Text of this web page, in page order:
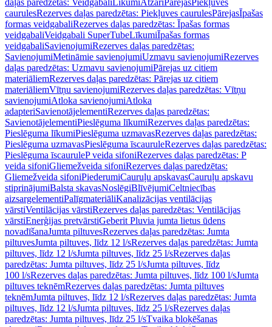
daļas paredzētas: Veidgabali LīkumiAtzari PārejasPiekļuves
caurulesRezerves daļas paredzētas: Piekļuves caurulesPārejasĪpašas
formas veidgabaliRezerves daļas paredzētas: Īpašas formas
veidgabaliVeidgabali SuperTubeLīkumiĪpašas formas
veidgabaliSavienojumiRezerves daļas paredzētas:
SavienojumiMetināmie savienojumiUzmavu savienojumiRezerves
daļas paredzētas: Uzmavu savienojumiPārejas uz citiem
materiāliemRezerves daļas paredzētas: Pārejas uz citiem
materiāliemVītņu savienojumiRezerves daļas paredzētas: Vītņu
savienojumiAtloka savienojumiAtloka
adapteriSavienotājelementiRezerves daļas paredzētas:
SavienotājelementiPieslēguma līkumiRezerves daļas paredzētas:
Pieslēguma līkumiPieslēguma uzmavasRezerves daļas paredzētas:
Pieslēguma uzmavasPieslēguma īscauruleRezerves daļas paredzētas:
Pieslēguma īscauruleP veida sifoniRezerves daļas paredzētas: P
veida sifoniGliemežveida sifoniRezerves daļas paredzētas:
Gliemežveida sifoniPiederumiCauruļu apskavasCauruļu apskavu
stiprinājumiBalsta skavasNoslēgiBlīvējumiCeltniecības
aizsargelementiPalīgmateriāliKanalizācijas ventilācijas
vārstiVentilācijas vārstiRezerves daļas paredzētas: Ventilācijas
vārstiEnerģijas pretvārstiGeberit Pluvia jumta lietus ūdens
novadīšanaJumta piltuvesRezerves daļas paredzētas: Jumta
piltuvesJumta piltuves, līdz 12 l/sRezerves daļas paredzētas: Jumta
piltuves, līdz 12 l/sJumta piltuves, līdz 25 l/sRezerves daļas
paredzētas: Jumta piltuves, līdz 25 l/sJumta piltuves, līdz
100 l/sRezerves daļas paredzētas: Jumta piltuves, līdz 100 l/sJumta
piltuves teknēmRezerves daļas paredzētas: Jumta piltuves
teknēmJumta piltuves, līdz 12 l/sRezerves daļas paredzētas: Jumta
piltuves, līdz 12 l/sJumta piltuves, līdz 25 l/sRezerves daļas
paredzētas: Jumta piltuves, līdz 25 l/sTvaika bloķēšanas